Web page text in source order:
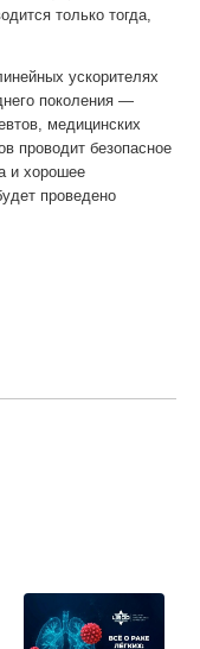
только тогда,
ускорителях
поколения —
медицинских
проводит безопасное
и хорошее
проведено